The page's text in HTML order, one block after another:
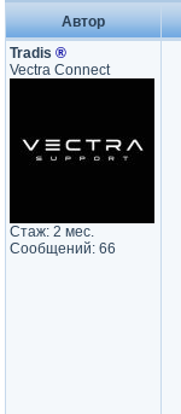
Автор
Tradis ®
Vectra Connect
Стаж: 2 мес.
Сообщений: 66